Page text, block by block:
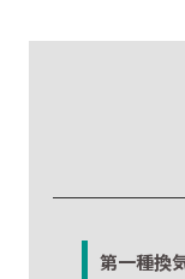
第一種換